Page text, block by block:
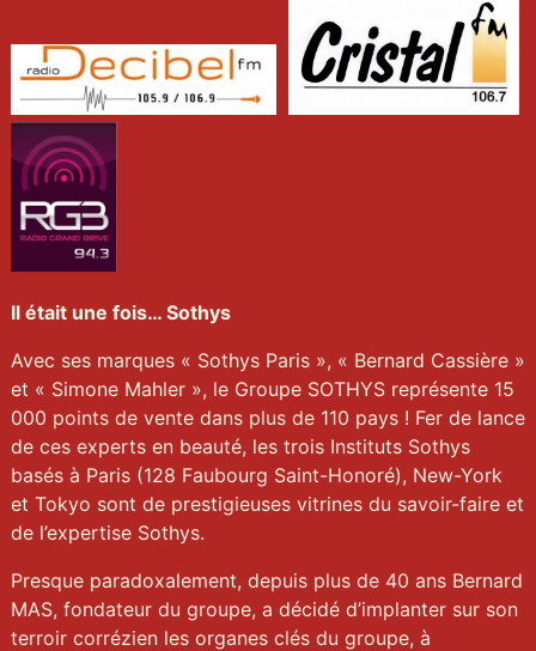
Il était une fois… Sothys
Avec ses marques « Sothys Paris », « Bernard Cassière »
et « Simone Mahler », le Groupe SOTHYS représente 15
000 points de vente dans plus de 110 pays ! Fer de lance
de ces experts en beauté, les trois Instituts Sothys
basés à Paris (128 Faubourg Saint-Honoré), New-York
et Tokyo sont de prestigieuses vitrines du savoir-faire et
de l’expertise Sothys.
Presque paradoxalement, depuis plus de 40 ans Bernard
MAS, fondateur du groupe, a décidé d’implanter sur son
terroir corrézien les organes clés du groupe, à